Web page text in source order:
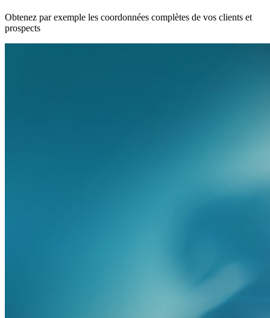
Obtenez par exemple les coordonnées complètes de vos clients et
prospects